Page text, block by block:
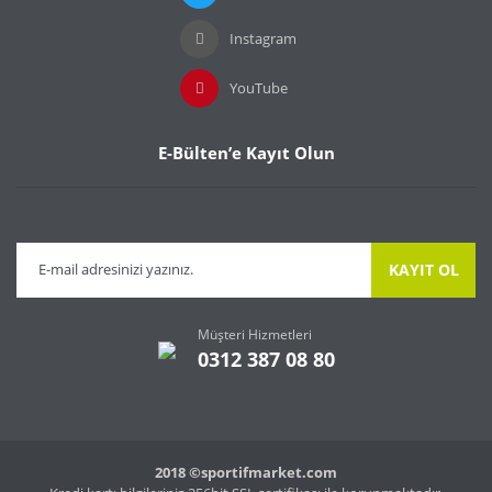
Instagram
YouTube
E-Bülten’e Kayıt Olun
KAYIT OL
Müşteri Hizmetleri
0312 387 08 80
2018 ©sportifmarket.com